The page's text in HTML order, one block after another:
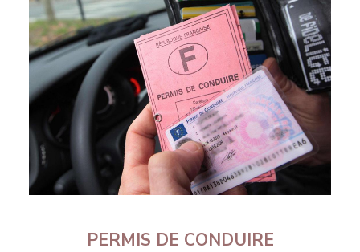
PERMIS DE CONDUIRE